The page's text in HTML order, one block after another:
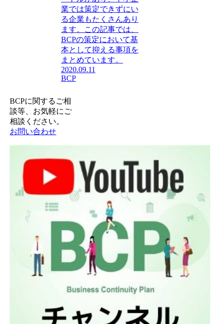
業では策定できずにい
る企業もたくさんあり
ます。この記事では、
BCPの策定において基
本として抑える事項を
まとめています。
2020.09.11
BCP
BCPに関するご相
談等、お気軽にご
相談ください。
お問い合わせ